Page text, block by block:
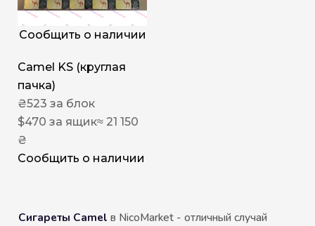
Сообщить о наличии
Camel KS (круглая
пачка)
₴523 за блок
$470 за ящик≈ 21 150
₴
Сообщить о наличии
Сигареты Camel в NicoMarket - отличный случай